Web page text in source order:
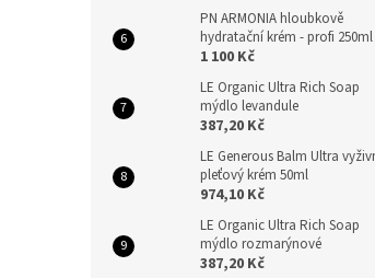
PN ARMONIA hloubkově
hydratační krém - profi 250ml
1 100 Kč
LE Organic Ultra Rich Soap
mýdlo levandule
387,20 Kč
LE Generous Balm Ultra
pleťový krém 50ml
974,10 Kč
LE Organic Ultra Rich Soap
mýdlo rozmarýnové
387,20 Kč